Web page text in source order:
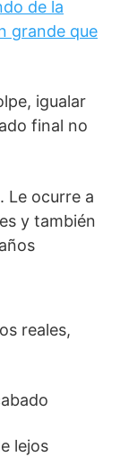
de la
grande que
igualar
final no
Le ocurre a
y también
reales,
lejos